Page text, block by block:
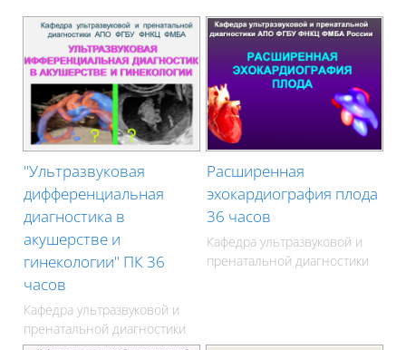
"Ультразвуковая
дифференциальная
диагностика в
акушерстве и
гинекологии" ПК 36
часов
Кафедра ультразвуковой и
пренатальной диагностики
Расширенная
эхокардиография плода
36 часов
Кафедра ультразвуковой и
пренатальной диагностики